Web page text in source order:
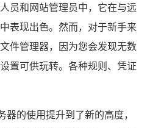
员和网站管理员中，它在与远
表现出色。然而，对于新手来
件管理器，因为您会发现无数
置可供玩转。各种规则、凭证
的使用提升到了新的高度，